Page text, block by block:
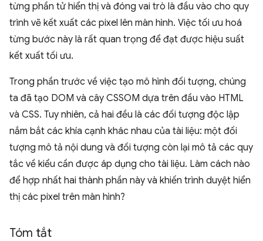
từng phần tử hiển thị và đóng vai trò là đầu vào cho quy
trình vẽ kết xuất các pixel lên màn hình. Việc tối ưu hoá
từng bước này là rất quan trọng để đạt được hiệu suất
kết xuất tối ưu.
Trong phần trước về việc tạo mô hình đối tượng, chúng
ta đã tạo DOM và cây CSSOM dựa trên đầu vào HTML
và CSS. Tuy nhiên, cả hai đều là các đối tượng độc lập
nắm bắt các khía cạnh khác nhau của tài liệu: một đối
tượng mô tả nội dung và đối tượng còn lại mô tả các quy
tắc về kiểu cần được áp dụng cho tài liệu. Làm cách nào
để hợp nhất hai thành phần này và khiến trình duyệt hiển
thị các pixel trên màn hình?
Tóm tắt